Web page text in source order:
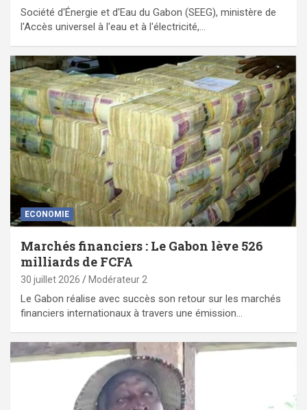
Société d'Énergie et d'Eau du Gabon (SEEG), ministère de
l'Accès universel à l'eau et à l'électricité,…
ECONOMIE
Marchés financiers : Le Gabon lève 526
milliards de FCFA
30 juillet 2026 Modérateur 2
Le Gabon réalise avec succès son retour sur les marchés
financiers internationaux à travers une émission…